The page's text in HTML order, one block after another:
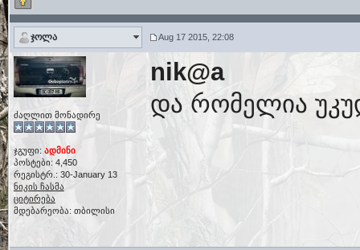
ჯოლა Aug 17 2015, 22:08
ძაღლით მონადირე
ჯგუფი: ადმინი
პოსტები: 4,450
რეგისტრ.: 30-January 13
ნიკის ჩასმა
ციტირება
მდებარეობა: თბილისი
nik@a
და რომელია